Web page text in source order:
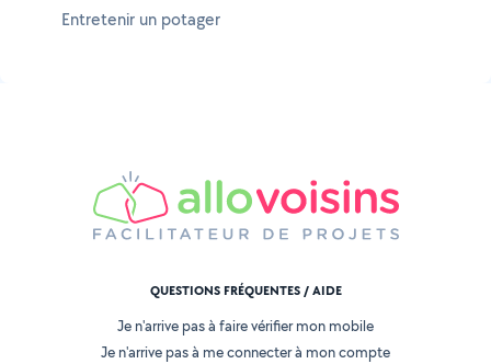
Entretenir un potager
QUESTIONS FRÉQUENTES / AIDE
Je n'arrive pas à faire vérifier mon mobile
Je n'arrive pas à me connecter à mon compte